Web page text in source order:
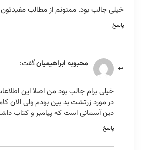
خیلی جالب بود. ممنونم از مطالب مفیدتون.
پاسخ
محبوبه ابراهیمیانگفت:
خیلی برام جالب بود من اصلا این
در مورد زرتشت بد بین بودم ولی الان
دین آسمانی است که پیامبر و کتاب
پاسخ